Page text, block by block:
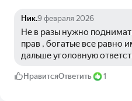
Ник.9 февраля 2026
Не в разы нужно
прав , богатые все равно
дальше уголовную
НравитсяОтветить 1